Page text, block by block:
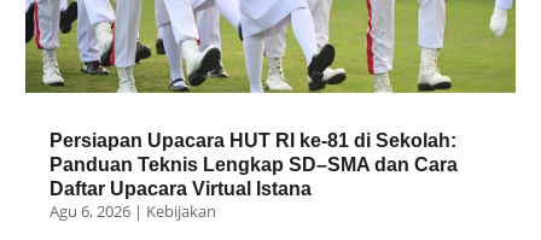
Persiapan Upacara HUT RI ke-81 di Sekolah:
Panduan Teknis Lengkap SD–SMA dan Cara
Daftar Upacara Virtual Istana
Agu 6, 2026 | Kebijakan